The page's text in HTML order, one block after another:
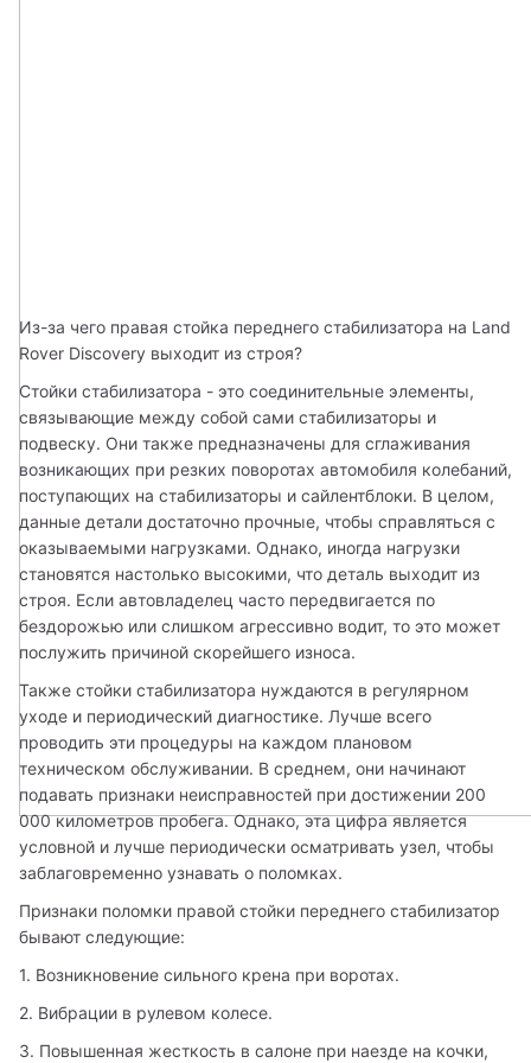
Из-за чего правая стойка переднего стабилизатора на Land
Rover Discovery выходит из строя?
Стойки стабилизатора - это соединительные элементы,
связывающие между собой сами стабилизаторы и
подвеску. Они также предназначены для сглаживания
возникающих при резких поворотах автомобиля колебаний,
поступающих на стабилизаторы и сайлентблоки. В целом,
данные детали достаточно прочные, чтобы справляться с
оказываемыми нагрузками. Однако, иногда нагрузки
становятся настолько высокими, что деталь выходит из
строя. Если автовладелец часто передвигается по
бездорожью или слишком агрессивно водит, то это может
послужить причиной скорейшего износа.
Также стойки стабилизатора нуждаются в регулярном
уходе и периодический диагностике. Лучше всего
проводить эти процедуры на каждом плановом
техническом обслуживании. В среднем, они начинают
подавать признаки неисправностей при достижении 200
000 километров пробега. Однако, эта цифра является
условной и лучше периодически осматривать узел, чтобы
заблаговременно узнавать о поломках.
Признаки поломки правой стойки переднего стабилизатор
бывают следующие:
1. Возникновение сильного крена при воротах.
2. Вибрации в рулевом колесе.
3. Повышенная жесткость в салоне при наезде на кочки,